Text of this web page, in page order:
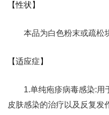
【性状】
本品为白色粉末或疏松
【适应症】
1.单纯疱疹病毒感染:用
皮肤感染的治疗以及反复发